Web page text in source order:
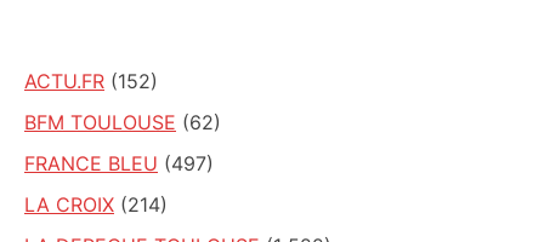
ACTU.FR (152)
BFM TOULOUSE (62)
FRANCE BLEU (497)
LA CROIX (214)